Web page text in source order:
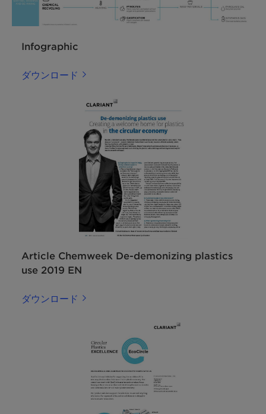
Infographic
ダウンロード
Article Chemweek De-demonizing plastics
use 2019 EN
ダウンロード